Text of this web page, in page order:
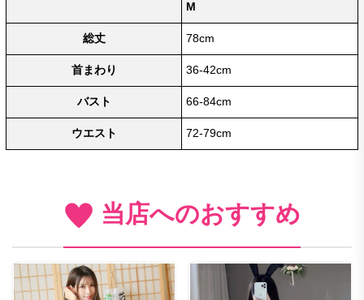
M
総丈 78cm
首まわり 36-42cm
バスト 66-84cm
ウエスト 72-79cm
当店へのおすすめ